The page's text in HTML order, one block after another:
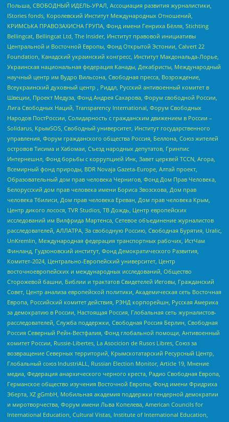
Польша, СВОБОДНЫЙ ИДЕЛЬ-УРАЛ, Ассоциация развития журналистики,
IStories fonds, Королевский Институт Международных Отношений,
КРИМСЬКА ПРАВОЗАХИСНА ГРУПА, Фонд имени Генриха Бёлля, Stichting
Bellingcat, Bellingcat Ltd, The Insider, Институт правовой инициативы
Центральной и Восточной Европы, Фонд Открытой Эстонии, Calvert 22
Foundation, Канадский украинский конгресс, Институт Макдональда-Лорье,
Украинская национальная федерация Канады, Декабристы, Международный
научный центр им Вудро Вильсона, Свободная пресса, Возрождение,
Всеукраинский духовный центр , Риддл, Русский антивоенный комитет в
Швеции, Проект Медуза, Фонд Андрея Сахарова, Форум свободной России,
Лига Свободных Наций, Transparеncy International, Форум Свободных
Народов ПостРоссии, Солидарность с гражданским движением в России –
Solidarus, КрымSOS, Свободный университет, Институт государственного
управления, Форум гражданского общества Россия, Беллона, Союз жителей
островов Тисима и Хабомаи, Съезд народных депутатов, Гринпис
Интернешнл, Фонд борьбы с коррупцией Инк, Завет церквей TCCN, Агора,
Всемирный фонд природы, BDR Novaja Gazeta-Europe, Алтай проект,
Образовательный дом прав человека Чернигов, Фонд Дом Прав Человека,
Белорусский дом прав человека имени Бориса Звозскова, Дом прав
человека Тбилиси, Дом прав человека Ереван, Дом прав человека Крым,
Центр дикого лосося, TVR Studios, ТВ Дождь, Центр европейских
исследований им Вилфрида Мартенса, Сетевое объединение журналистов
расследователей, АЛЛАТРА, За свободную Россию, Свободная Бурятия, Uralic,
UnKremlin, Международная федерация транспортных рабочих, ИстЧам
Финланд, Гудзоновский институт, Фонд Демократического Развития,
Комитет-2024, Центрально-Европейский университет, Центр
восточноевропейских и международных исследований, Общество
Сторожевой башни, Библии и трактатов Свидетелей Иеговы, Гражданский
Совет, Центр анализа европейской политики, Академическая сеть Восточная
Европа, Российский комитет действия, РЭНД корпорейшн, Русская Америка
за демократию в России, Настоящая Россия, Глобальная сеть журналистов-
расследователей, Служба поддержки, Свободная Россия Берлин, Свободная
Россия Северный Рейн-Вестфалия, Фонд глобальной помощи, Антивоенный
комитет России, Russie-Libertes, La Asocicion de Rusos Libres, Союз за
возвращение Северных территорий, Крымскотатарский Ресурсный Центр,
Глобальный союз IndustriALL, Russian Election Monitor, Article 19, Мнение
медиа, Федерация анархического черного креста, Радио Свободная Европа,
Германское общество изучения Восточной Европы, Фонд имени Фридриха
Эберта, XZ gGmbH, Мобильная академия поддержки гендерной демократии
и миротворчества, Форум имени Льва Копелева, American Councils for
International Education, Cultural Vistas, Institute of International Education,